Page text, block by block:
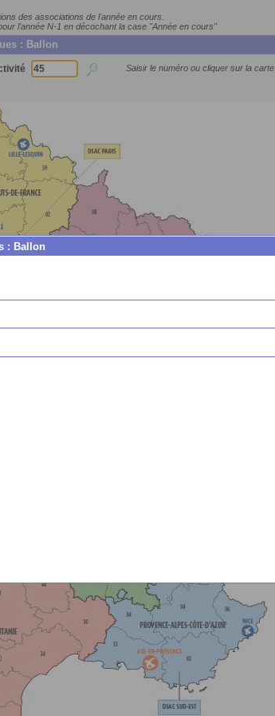
des associations de l'année en cours.
l'année N-1 en décochant la case "Année en cours"
: Ballon
Saisir le numéro ou cliquer sur la carte
: Ballon